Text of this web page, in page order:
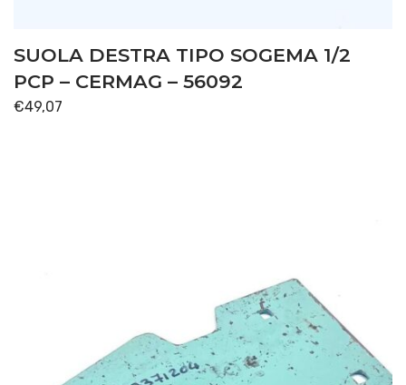
SUOLA DESTRA TIPO SOGEMA 1/2
PCP – CERMAG – 56092
€49,07